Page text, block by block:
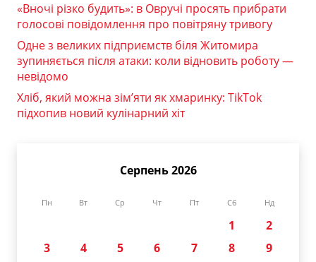
«Вночі різко будить»: в Овручі просять прибрати
голосові повідомлення про повітряну тривогу
Одне з великих підприємств біля Житомира
зупиняється після атаки: коли відновить роботу —
невідомо
Хліб, який можна зім’яти як хмаринку: TikTok
підхопив новий кулінарний хіт
Серпень 2026
Пн Вт Ср Чт Пт Сб Нд
1
2
3
4 5 6 7 8
9